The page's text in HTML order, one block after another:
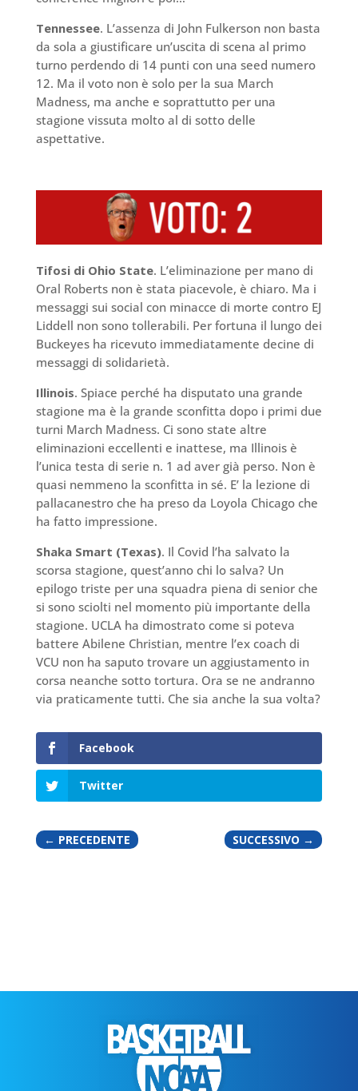
Tennessee. L’assenza di John Fulkerson non basta
da sola a giustificare un’uscita di scena al primo
turno perdendo di 14 punti con una seed numero
12. Ma il voto non è solo per la sua March
Madness, ma anche e soprattutto per una
stagione vissuta molto al di sotto delle
aspettative.
Tifosi di Ohio State. L’eliminazione per mano di
Oral Roberts non è stata piacevole, è chiaro. Ma i
messaggi sui social con minacce di morte contro EJ
Liddell non sono tollerabili. Per fortuna il lungo dei
Buckeyes ha ricevuto immediatamente decine di
messaggi di solidarietà.
Illinois. Spiace perché ha disputato una grande
stagione ma è la grande sconfitta dopo i primi due
turni March Madness. Ci sono state altre
eliminazioni eccellenti e inattese, ma Illinois è
l’unica testa di serie n. 1 ad aver già perso. Non è
quasi nemmeno la sconfitta in sé. E’ la lezione di
pallacanestro che ha preso da Loyola Chicago che
ha fatto impressione.
Shaka Smart (Texas). Il Covid l’ha salvato la
scorsa stagione, quest’anno chi lo salva? Un
epilogo triste per una squadra piena di senior che
si sono sciolti nel momento più importante della
stagione. UCLA ha dimostrato come si poteva
battere Abilene Christian, mentre l’ex coach di
VCU non ha saputo trovare un aggiustamento in
corsa neanche sotto tortura. Ora se ne andranno
via praticamente tutti. Che sia anche la sua volta?
Facebook
Twitter
← PRECEDENTE SUCCESSIVO →